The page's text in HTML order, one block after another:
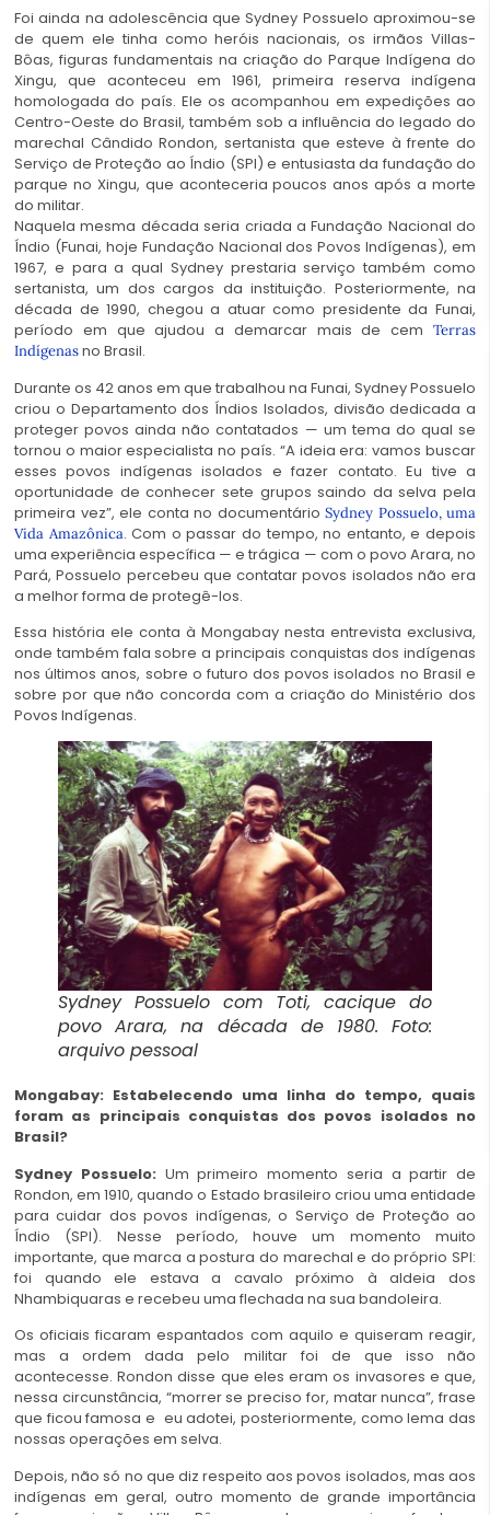
Foi ainda na adolescência que Sydney Possuelo aproximou-se
de quem ele tinha como heróis nacionais, os irmãos Villas-
Bôas, figuras fundamentais na criação do Parque Indígena do
Xingu, que aconteceu em 1961, primeira reserva indígena
homologada do país. Ele os acompanhou em expedições ao
Centro-Oeste do Brasil, também sob a influência do legado do
marechal Cândido Rondon, sertanista que esteve à frente do
Serviço de Proteção ao Índio (SPI) e entusiasta da fundação do
parque no Xingu, que aconteceria poucos anos após a morte
do militar.
Naquela mesma década seria criada a Fundação Nacional do
Índio (Funai, hoje Fundação Nacional dos Povos Indígenas), em
1967, e para a qual Sydney prestaria serviço também como
sertanista, um dos cargos da instituição. Posteriormente, na
década de 1990, chegou a atuar como presidente da Funai,
período em que ajudou a demarcar mais de cem Terras
Indígenasno Brasil.
Durante os 42 anos em que trabalhou na Funai, Sydney Possuelo
criou o Departamento dos Índios Isolados, divisão dedicada a
proteger povos ainda não contatados — um tema do qual se
tornou o maior especialista no país. “A ideia era: vamos buscar
esses povos indígenas isolados e fazer contato. Eu tive a
oportunidade de conhecer sete grupos saindo da selva pela
primeira vez”, ele conta no documentário Sydney Possuelo, uma
Vida Amazônica. Com o passar do tempo, no entanto, e depois
uma experiência específica — e trágica — com o povo Arara, no
Pará, Possuelo percebeu que contatar povos isolados não era
a melhor forma de protegê-los.
Essa história ele conta à Mongabay nesta entrevista exclusiva,
onde também fala sobre a principais conquistas dos indígenas
nos últimos anos, sobre o futuro dos povos isolados no Brasil e
sobre por que não concorda com a criação do Ministério dos
Povos Indígenas.
Sydney Possuelo com Toti, cacique do
povo Arara, na década de 1980. Foto:
arquivo pessoal
Mongabay: Estabelecendo uma linha do tempo, quais
foram as principais conquistas dos povos isolados no
Brasil?
Sydney Possuelo: Um primeiro momento seria a partir de
Rondon, em 1910, quando o Estado brasileiro criou uma entidade
para cuidar dos povos indígenas, o Serviço de Proteção ao
Índio (SPI). Nesse período, houve um momento muito
importante, que marca a postura do marechal e do próprio SPI:
foi quando ele estava a cavalo próximo à aldeia dos
Nhambiquaras e recebeu uma flechada na sua bandoleira.
Os oficiais ficaram espantados com aquilo e quiseram reagir,
mas a ordem dada pelo militar foi de que isso não
acontecesse. Rondon disse que eles eram os invasores e que,
nessa circunstância, “morrer se preciso for, matar nunca”, frase
que ficou famosa e eu adotei, posteriormente, como lema das
nossas operações em selva.
Depois, não só no que diz respeito aos povos isolados, mas aos
indígenas em geral, outro momento de grande importância